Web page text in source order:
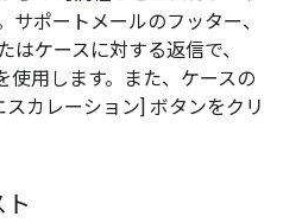
サポートメールのフッター、
はケースに対する返信で、
使用します。また、ケースの
カレーション] ボタンをクリ